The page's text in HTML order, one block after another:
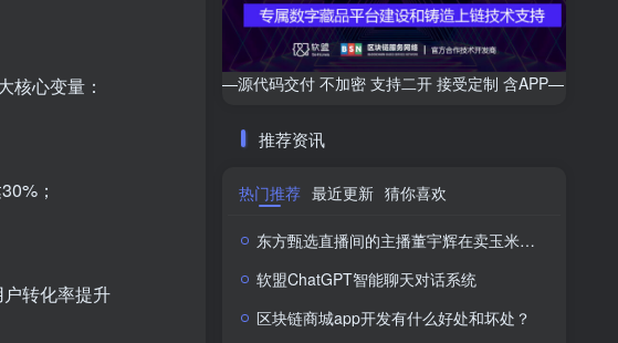
核心变量：
；
转化率提升
—源代码交付 不加密 支持二开 接受定制 含APP—
推荐资讯
热门推荐 最近更新 猜你喜欢
东方甄选直播间的主播董宇辉在卖玉米时称“918是好日子”，此事引发网络热议。
软盟ChatGPT智能聊天对话系统
区块链商城app开发有什么好处和坏处？